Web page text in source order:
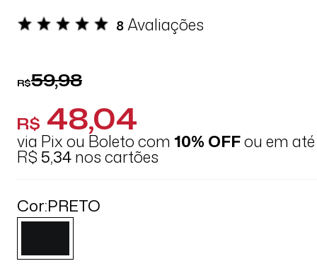
8Avaliações
R$59,98
R$ 48,04
via Pix ou Boleto com 10% OFFou em
R$ 5,34nos cartões
Cor:PRETO